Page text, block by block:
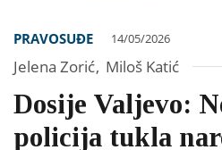
PRAVOSUĐE 14/05/2026
Jelena Zorić, Miloš Katić
Dosije Valjevo:
policija tukla